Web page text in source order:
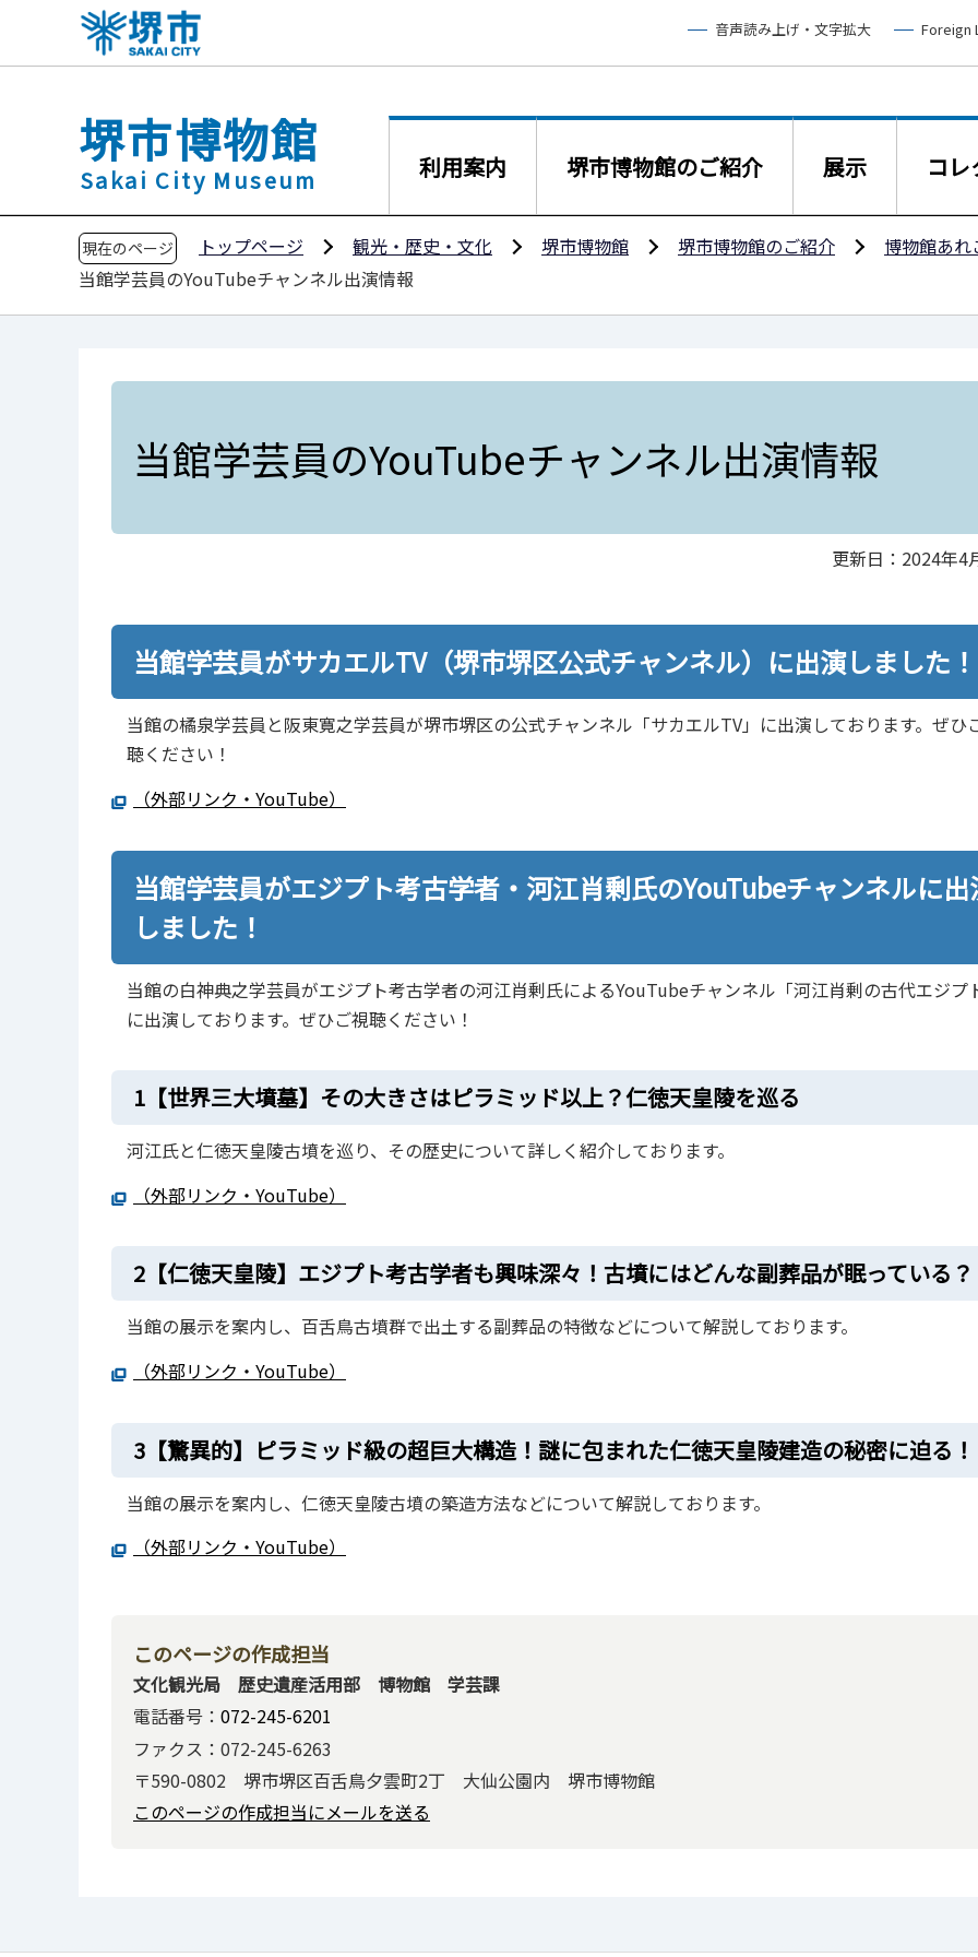
ペ
頭
音声読み上げ・文字拡大 Foreign
堺市博物館
Sakai City Museum 利用案内 堺市博物館のご紹介 展示 コ
現在のページ トップページ 観光・歴史・文化 堺市博物館 堺市博物館のご紹介
博物館あれ
当館学芸員のYouTubeチャンネル出演情報
当館学芸員のYouTubeチャンネル出演情報
更新日：2024年4
当館学芸員がサカエルTV（堺市堺区公式チャンネル）に出演しました！
当館の橘泉学芸員と阪東寛之学芸員が堺市堺区の公式チャンネル「サカエルTV」に出演しております。ぜひ
聴ください！
（外部リンク・YouTube）
当館学芸員がエジプト考古学者・河江肖剰氏のYouTubeチャンネルに出
しました！
当館の白神典之学芸員がエジプト考古学者の河江肖剰氏によるYouTubeチャンネル「河江肖剰の古代エジプ
に出演しております。ぜひご視聴ください！
1【世界三大墳墓】その大きさはピラミッド以上？仁徳天皇陵を巡る
河江氏と仁徳天皇陵古墳を巡り、その歴史について詳しく紹介しております。
（外部リンク・YouTube）
2【仁徳天皇陵】エジプト考古学者も興味深々！古墳にはどんな副葬品が眠っている？
当館の展示を案内し、百舌鳥古墳群で出土する副葬品の特徴などについて解説しております。
（外部リンク・YouTube）
3【驚異的】ピラミッド級の超巨大構造！謎に包まれた仁徳天皇陵建造の秘密に迫る！
当館の展示を案内し、仁徳天皇陵古墳の築造方法などについて解説しております。
（外部リンク・YouTube）
このページの作成担当
文化観光局 歴史遺産活用部 博物館 学芸課
電話番号： 072-245-6201
ファクス：072-245-6263
〒590-0802 堺市堺区百舌鳥夕雲町2丁 大仙公園内 堺市博物館
このページの作成担当にメールを送る